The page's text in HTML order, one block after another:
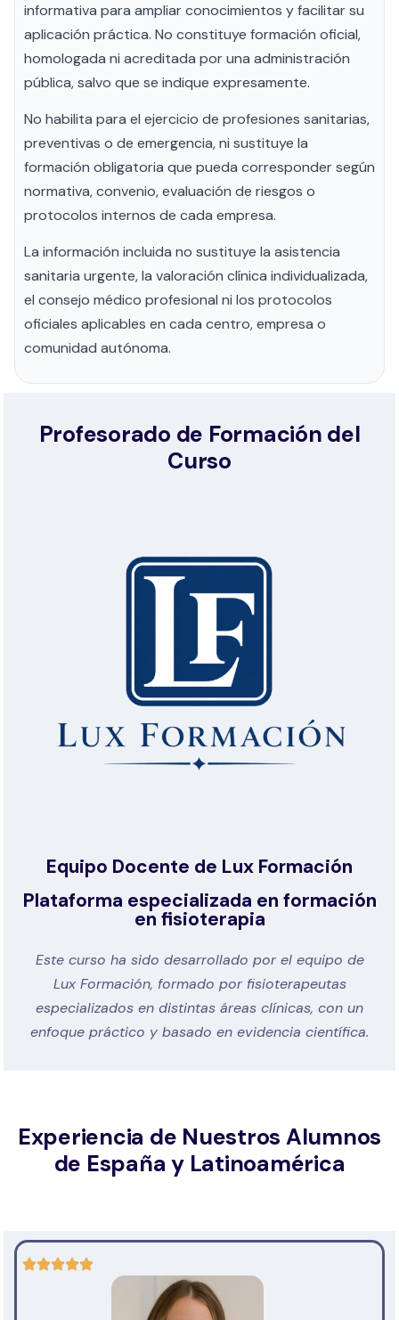
informativa para ampliar conocimientos y facilitar su
aplicación práctica. No constituye formación oficial,
homologada ni acreditada por una administración
pública, salvo que se indique expresamente.
No habilita para el ejercicio de profesiones sanitarias,
preventivas o de emergencia, ni sustituye la
formación obligatoria que pueda corresponder según
normativa, convenio, evaluación de riesgos o
protocolos internos de cada empresa.
La información incluida no sustituye la asistencia
sanitaria urgente, la valoración clínica individualizada,
el consejo médico profesional ni los protocolos
oficiales aplicables en cada centro, empresa o
comunidad autónoma.
Profesorado de Formación del
Curso
Equipo Docente de Lux Formación
Plataforma especializada en formación
en fisioterapia
Este curso ha sido desarrollado por el equipo de
Lux Formación, formado por fisioterapeutas
especializados en distintas áreas clínicas, con un
enfoque práctico y basado en evidencia científica.
Experiencia de Nuestros Alumnos
de España y Latinoamérica